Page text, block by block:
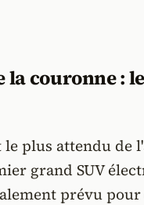
la couronne :
plus attendu de
grand SUV
prévu pour